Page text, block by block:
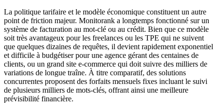
La politique tarifaire et le modèle économique constituent un autre
point de friction majeur. Monitorank a longtemps fonctionné sur un
système de facturation au mot-clé ou au crédit. Bien que ce modèle
soit très avantageux pour les freelances ou les TPE qui ne suivent
que quelques dizaines de requêtes, il devient rapidement exponentiel
et difficile à budgétiser pour une agence gérant des centaines de
clients, ou un grand site e-commerce qui doit suivre des milliers de
variations de longue traîne. À titre comparatif, des solutions
concurrentes proposent des forfaits mensuels fixes incluant le suivi
de plusieurs milliers de mots-clés, offrant ainsi une meilleure
prévisibilité financière.